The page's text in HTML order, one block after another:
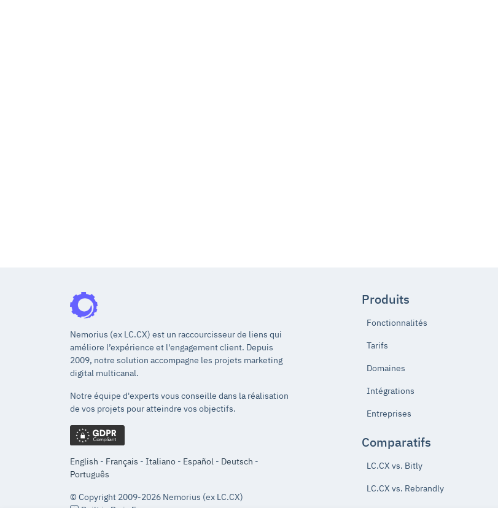
Nemorius (ex LC.CX) est un raccourcisseur de liens qui
améliore l’expérience et l'engagement client. Depuis
2009, notre solution accompagne les projets marketing
digital multicanal.
Notre équipe d'experts vous conseille dans la réalisation
de vos projets pour atteindre vos objectifs.
English - Français - Italiano - Español - Deutsch -
Português
© Copyright 2009-2026 Nemorius (ex LC.CX)
Produits
Fonctionnalités
Tarifs
Domaines
Intégrations
Entreprises
Comparatifs
LC.CX vs. Bitly
LC.CX vs. Rebrandly